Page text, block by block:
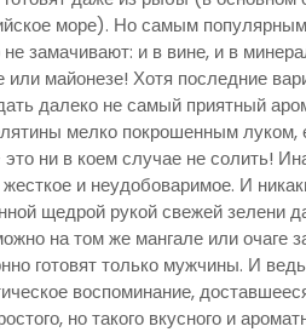
море). Но самым
не замачивают: и в вине, и в
или майонезе! Хотя последние
далеко не самый приятный
мелко покрошенным луком,
ни в коем случае не солить!
и неудобоваримое. И
щедрой рукой свежей зелени
на том же мангале или очаге
готовят только мужчины. И
воспоминание,
но такого вкусного и